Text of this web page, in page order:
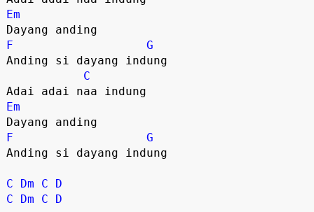
Em
F
G
Anding si dayang indung
C
Em
F
G
Anding si dayang indung
C Dm C
D
C
Dm C D